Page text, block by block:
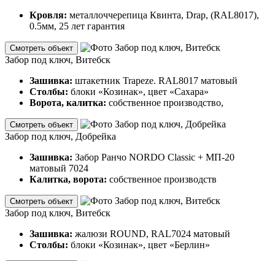
Кровля: металлоччерепица Квинта, Drap, (RAL8017),
0.5мм, 25 лет гарантия
Смотреть объект
Забор под ключ, Витебск
Зашивка: штакетник Trapeze. RAL8017 матовый
Столбы: блоки «Козинак», цвет «Сахара»
Ворота, калитка: собственное производство,
Смотреть объект
Забор под ключ, Добрейка
Зашивка: Забор Ранчо NORDO Classic + МП-20
матовый 7024
Калитка, ворота: собственное производств
Смотреть объект
Забор под ключ, Витебск
Зашивка: жалюзи ROUND, RAL7024 матовый
Столбы: блоки «Козинак», цвет «Берлин»